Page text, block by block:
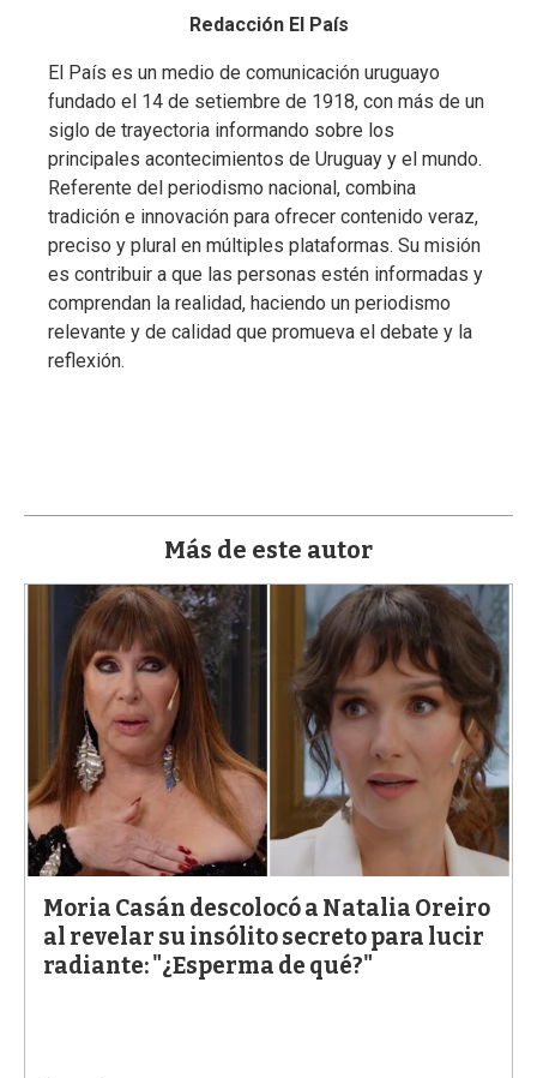
Redacción El País
El País es un medio de comunicación uruguayo
fundado el 14 de setiembre de 1918, con más de un
siglo de trayectoria informando sobre los
principales acontecimientos de Uruguay y el mundo.
Referente del periodismo nacional, combina
tradición e innovación para ofrecer contenido veraz,
preciso y plural en múltiples plataformas. Su misión
es contribuir a que las personas estén informadas y
comprendan la realidad, haciendo un periodismo
relevante y de calidad que promueva el debate y la
reflexión.
Más de este autor
Moria Casán descolocó a Natalia Oreiro
al revelar su insólito secreto para lucir
radiante: "¿Esperma de qué?"